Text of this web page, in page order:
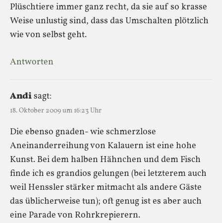
Plüschtiere immer ganz recht, da sie auf so krasse
Weise unlustig sind, dass das Umschalten plötzlich
wie von selbst geht.
Antworten
Andisagt:
18. Oktober 2009 um 16:23 Uhr
Die ebenso gnaden- wie schmerzlose
Aneinanderreihung von Kalauern ist eine hohe
Kunst. Bei dem halben Hähnchen und dem Fisch
finde ich es grandios gelungen (bei letzterem auch
weil Henssler stärker mitmacht als andere Gäste
das üblicherweise tun); oft genug ist es aber auch
eine Parade von Rohrkrepierern.